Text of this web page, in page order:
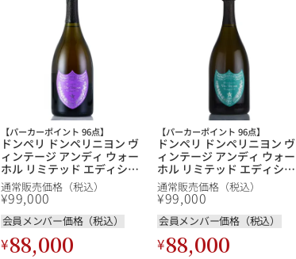
ペトリュス
その他国
【パーカーポイント 96点】
ドンペリ ドンペリニヨン ヴ
ィンテージ アンディ ウォー
ホル リミテッド エディショ
ン（ラベル：藤） 2002 ドン
ペリニヨン ドンペリニョン
Dom Perignon Andy
Warhol Limited Edition (
Mauve ) フランス シャンパ
ン シャンパーニュ
通常販売価格（税込）
¥99,000
会員メンバー価格（税込）
¥88,000
【パーカーポイント 96点】
ドンペリ ドンペリニヨン ヴ
ィンテージ アンディ ウォー
ホル リミテッド エディショ
ン ( ラベル：グリーン ) 2002
ドン ペリニヨン ドンペリニ
ョン Dom Perignon Andy
Warhol Limited Edition (
Green ) フランス シャンパン
シャンパーニュ
通常販売価格（税込）
¥99,000
会員メンバー価格（税込）
¥88,000